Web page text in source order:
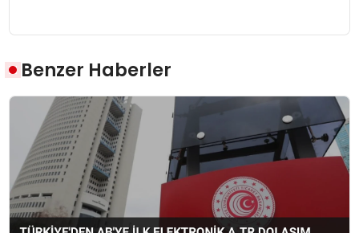
Benzer Haberler